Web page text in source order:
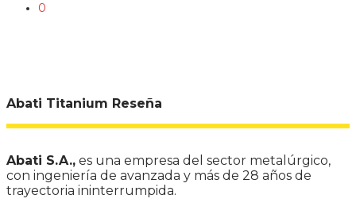
0
Abati Titanium Reseña
Abati S.A., es una empresa del sector metalúrgico,
con ingeniería de avanzada y más de 28 años de
trayectoria ininterrumpida.